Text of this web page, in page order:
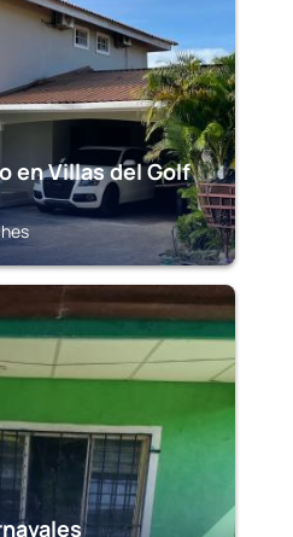
en Villas del Golf